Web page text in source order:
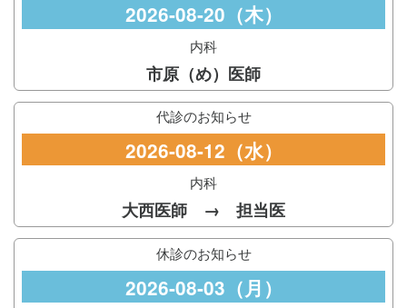
2026-08-20（木）
内科
市原（め）医師
代診のお知らせ
2026-08-12（水）
内科
大西医師 → 担当医
休診のお知らせ
2026-08-03（月）